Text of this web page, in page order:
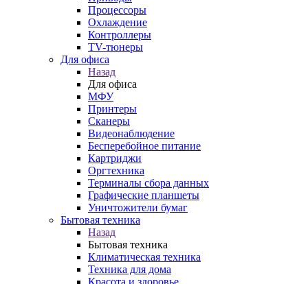
Процессоры
Охлаждение
Контроллеры
TV-тюнеры
Для офиса
Назад
Для офиса
МФУ
Принтеры
Сканеры
Видеонаблюдение
Бесперебойное питание
Картриджи
Оргтехника
Терминалы сбора данных
Графические планшеты
Уничтожители бумаг
Бытовая техника
Назад
Бытовая техника
Климатическая техника
Техника для дома
Красота и здоровье